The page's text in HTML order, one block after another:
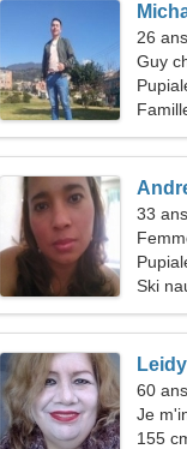
26
Guy
33
Ski
Leidy
60
Je
155